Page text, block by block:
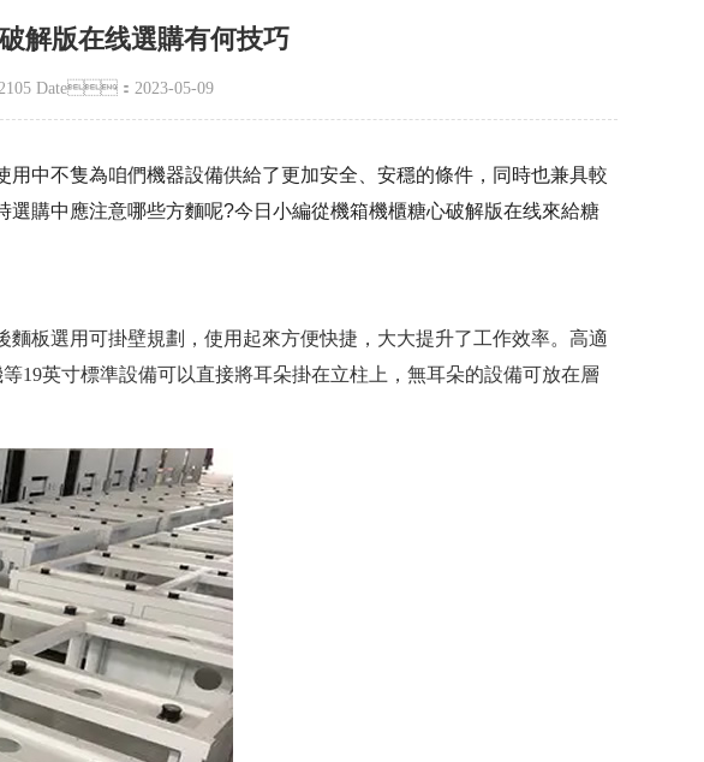
解版在线選購有何技巧
Date：2023-05-09
不隻為咱們機器設備供給了更加安全、安穩的條件，同時也兼具較
平時選購中應注意哪些方麵呢?今日小編從機箱機櫃糖心破解版在线來給糖
板選用可掛壁規劃，使用起來方便快捷，大大提升了工作效率。高適
19英寸標準設備可以直接將耳朵掛在立柱上，無耳朵的設備可放在層